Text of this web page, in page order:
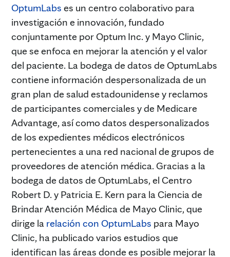
OptumLabs es un centro colaborativo para
investigación e innovación, fundado
conjuntamente por Optum Inc. y Mayo Clinic,
que se enfoca en mejorar la atención y el valor
del paciente. La bodega de datos de OptumLabs
contiene información despersonalizada de un
gran plan de salud estadounidense y reclamos
de participantes comerciales y de Medicare
Advantage, así como datos despersonalizados
de los expedientes médicos electrónicos
pertenecientes a una red nacional de grupos de
proveedores de atención médica. Gracias a la
bodega de datos de OptumLabs, el Centro
Robert D. y Patricia E. Kern para la Ciencia de
Brindar Atención Médica de Mayo Clinic, que
dirige la relación con OptumLabs para Mayo
Clinic, ha publicado varios estudios que
identifican las áreas donde es posible mejorar la